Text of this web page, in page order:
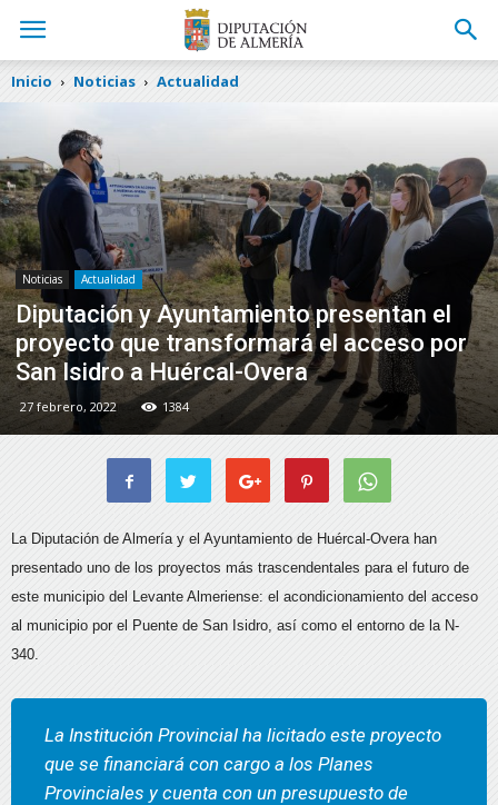
Inicio Noticias Actualidad
Noticias Actualidad
Diputación y Ayuntamiento presentan el
proyecto que transformará el acceso por
San Isidro a Huércal-Overa
27 febrero, 2022 1384
La Diputación de Almería y el Ayuntamiento de Huércal-Overa han
presentado uno de los proyectos más trascendentales para el futuro de
este municipio del Levante Almeriense: el acondicionamiento del acceso
al municipio por el Puente de San Isidro, así como el entorno de la N-
340.
La Institución Provincial ha licitado este proyecto
que se financiará con cargo a los Planes
Provinciales y cuenta con un presupuesto de